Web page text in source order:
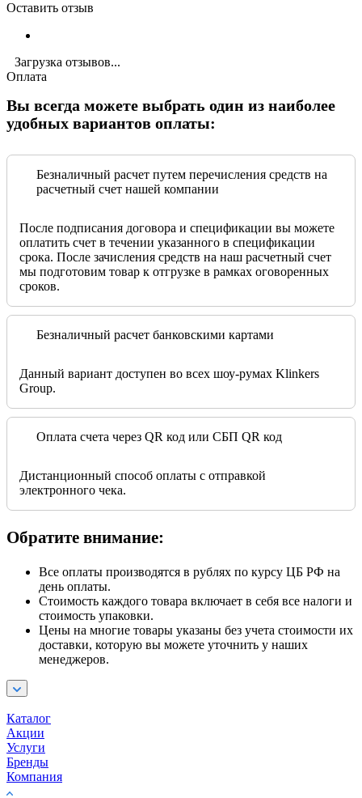
Оставить отзыв
Загрузка отзывов...
Оплата
Вы всегда можете выбрать один из наиболее
удобных вариантов оплаты:
Безналичный расчет путем перечисления средств на
расчетный счет нашей компании
После подписания договора и спецификации вы можете
оплатить счет в течении указанного в спецификации
срока. После зачисления средств на наш расчетный счет
мы подготовим товар к отгрузке в рамках оговоренных
сроков.
Безналичный расчет банковскими картами
Данный вариант доступен во всех шоу-румах Klinkers
Group.
Оплата счета через QR код или СБП QR код
Дистанционный способ оплаты с отправкой
электронного чека.
Обратите внимание:
Все оплаты производятся в рублях по курсу ЦБ РФ на
день оплаты.
Стоимость каждого товара включает в себя все налоги и
стоимость упаковки.
Цены на многие товары указаны без учета стоимости их
доставки, которую вы можете уточнить у наших
менеджеров.
Каталог
Акции
Услуги
Бренды
Компания